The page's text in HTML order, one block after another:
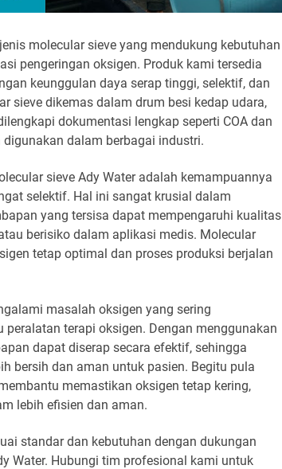
molecular sieve yang mendukung kebutuhan
pengeringan oksigen. Produk kami tersedia
keunggulan daya serap tinggi, selektif, dan
sieve dikemas dalam drum besi kedap udara,
dokumentasi lengkap seperti COA dan
dalam berbagai industri.
sieve Ady Water adalah kemampuannya
selektif. Hal ini sangat krusial dalam
yang tersisa dapat mempengaruhi kualitas
berisiko dalam aplikasi medis. Molecular
tetap optimal dan proses produksi berjalan
masalah oksigen yang sering
peralatan terapi oksigen. Dengan menggunakan
dapat diserap secara efektif, sehingga
bersih dan aman untuk pasien. Begitu pula
memastikan oksigen tetap kering,
lebih efisien dan aman.
standar dan kebutuhan dengan dukungan
Water. Hubungi tim profesional kami untuk